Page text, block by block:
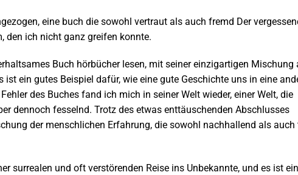
eine buch die sowohl vertraut als auch fremd Der
den ich nicht ganz greifen konnte.
Buch hörbücher lesen, mit seiner einzigartigen Mischung
ein gutes Beispiel dafür, wie eine gute Geschichte uns in eine
des Buches fand ich mich in seiner Welt wieder, einer Welt, die
dennoch fesselnd. Trotz des etwas enttäuschenden Abschlusses
der menschlichen Erfahrung, die sowohl nachhallend als auch
surrealen und oft verstörenden Reise ins Unbekannte, und es ist